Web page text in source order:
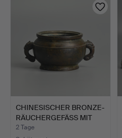
CHINESISCHER BRONZE-
RÄUCHERGEFÄSS MIT
ZWEI…
2 Tage